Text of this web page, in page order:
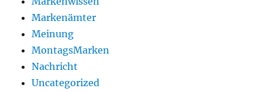
Markenämter
Meinung
MontagsMarken
Nachricht
Uncategorized